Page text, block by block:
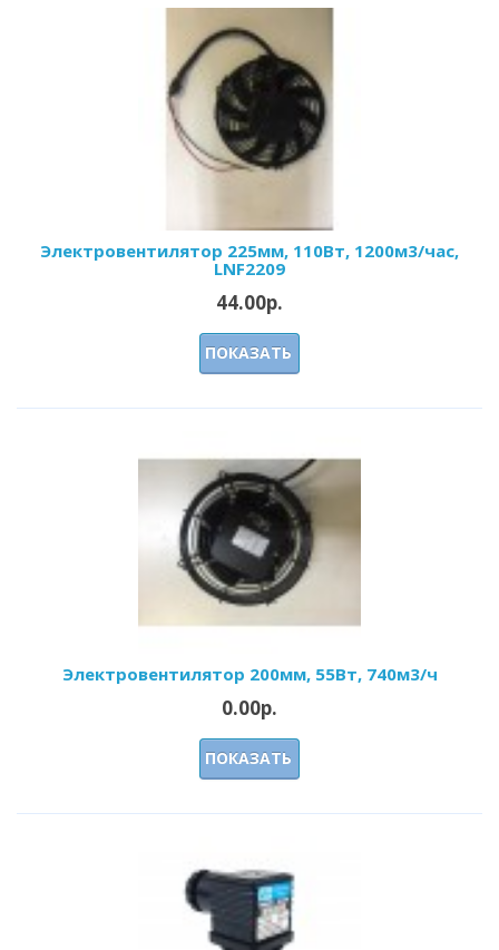
Электровентилятор 225мм, 110Вт, 1200м3/час,
LNF2209
44.00р.
ПОКАЗАТЬ
Электровентилятор 200мм, 55Вт, 740м3/ч
0.00р.
ПОКАЗАТЬ